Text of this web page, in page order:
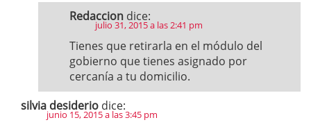
Redaccion dice:
julio 31, 2015 a las 2:41 pm
Tienes que retirarla en el módulo del
gobierno que tienes asignado por
cercanía a tu domicilio.
silvia desiderio dice:
junio 15, 2015 a las 3:45 pm